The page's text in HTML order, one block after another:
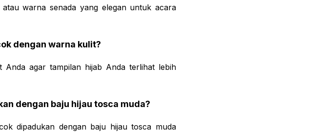
warna senada yang elegan untuk acara
dengan warna kulit?
agar tampilan hijab Anda terlihat lebih
dengan baju hijau tosca muda?
dipadukan dengan baju hijau tosca muda